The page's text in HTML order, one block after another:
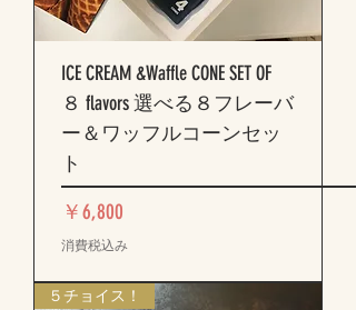
ICE CREAM &Waffle CONE SET OF
８ flavors 選べる８フレーバ
ー＆ワッフルコーンセッ
ト
価格
￥6,800
消費税込み
５チョイス！